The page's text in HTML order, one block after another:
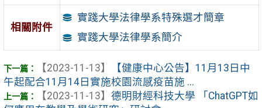
相關附件
實踐大學法律學系特殊選才簡章
實踐大學法律學系簡介
【2023-11-13】
【健康中心公告】11月13日中
午起配合11月14日實施校園流感疫苗施 ...
【2023-11-13】 德明財經科技大學 「ChatGPT如